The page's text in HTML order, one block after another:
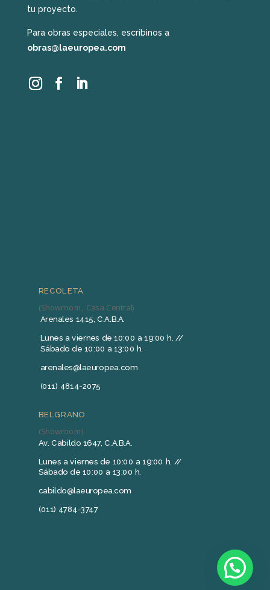
tu proyecto.
Para obras especiales, escribinos a
obras@laeuropea.com
RECOLETA
(Showroom, Casa Central)
Arenales 1415, C.A.B.A.
Lunes a viernes de 10:00 a 19:00 h. //
Sábado de 10:00 a 13:00 h.
arenales@laeuropea.com
(011) 4814-2075
BELGRANO
(Showroom)
Av. Cabildo 1647, C.A.B.A.
Lunes a viernes de 10:00 a 19:00 h. //
Sábado de 10:00 a 13:00 h.
cabildo@laeuropea.com
(011) 4784-3747